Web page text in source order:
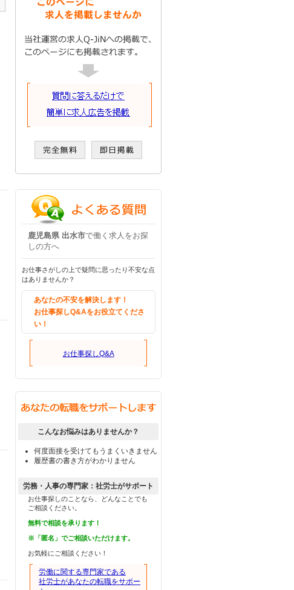
鹿児島県 出水市で働く求人をお探
しの方へ
お仕事さがしの上で疑問に思ったり不安な点
はありませんか？
あなたの不安を解決します！
お仕事探しQ&Aをお役立てくださ
い！
お仕事探しQ&A
こんなお悩みはありませんか？
何度面接を受けてもうまくいきません
履歴書の書き方がわかりません
労務・人事の専門家：社労士がサポート
お仕事探しのことなら、どんなことでも
ご相談ください。
無料で相談を承ります！
※「匿名」でご相談いただけます。
お気軽にご相談ください！
労働に関する専門家である
社労士があなたの転職をサポー